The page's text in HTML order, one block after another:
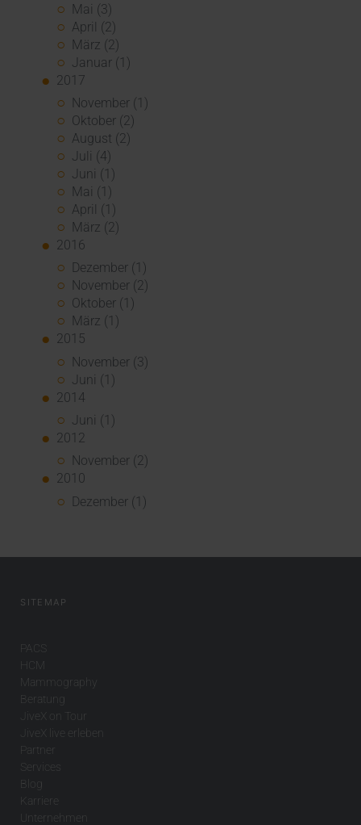
Mai (3)
April (2)
März (2)
Januar (1)
2017
November (1)
Oktober (2)
August (2)
Juli (4)
Juni (1)
Mai (1)
April (1)
März (2)
2016
Dezember (1)
November (2)
Oktober (1)
März (1)
2015
November (3)
Juni (1)
2014
Juni (1)
2012
November (2)
2010
Dezember (1)
SITEMAP
PACS
HCM
Mammography
Beratung
JiveX on Tour
JiveX live erleben
Partner
Services
Blog
Karriere
Unternehmen